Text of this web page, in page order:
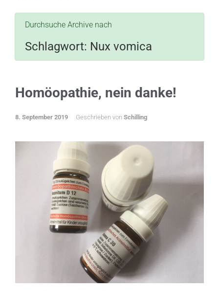
Durchsuche Archive nach
Schlagwort: Nux vomica
Homöopathie, nein danke!
8. September 2019 Geschrieben von Schilling